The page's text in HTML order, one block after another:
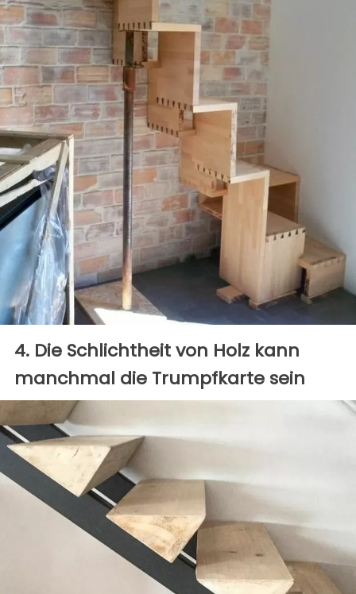
4. Die Schlichtheit von Holz kann
manchmal die Trumpfkarte sein